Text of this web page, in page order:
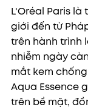
L'Oréal Paris
giới đến từ
trên hành trình
nhiễm ngày
mắt kem
Aqua Essence
trên bề mặt,